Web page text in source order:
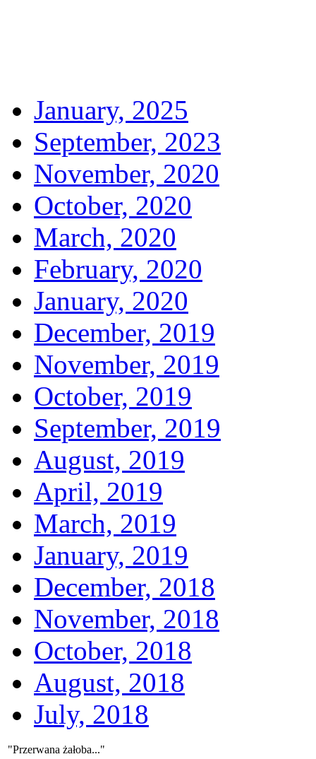
January, 2025
September, 2023
November, 2020
October, 2020
March, 2020
February, 2020
January, 2020
December, 2019
November, 2019
October, 2019
September, 2019
August, 2019
April, 2019
March, 2019
January, 2019
December, 2018
November, 2018
October, 2018
August, 2018
July, 2018
"Przerwana żałoba..."